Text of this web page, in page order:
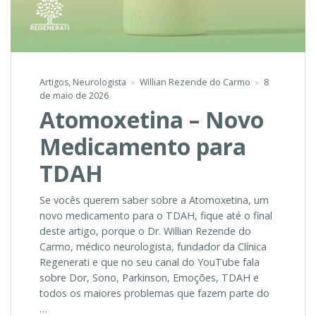
Artigos, Neurologista Willian Rezende do Carmo
8
de maio de 2026
Atomoxetina – Novo
Medicamento para
TDAH
Se vocês querem saber sobre a Atomoxetina, um
novo medicamento para o TDAH, fique até o final
deste artigo, porque o Dr. Willian Rezende do
Carmo, médico neurologista, fundador da Clínica
Regenerati e que no seu canal do YouTube fala
sobre Dor, Sono, Parkinson, Emoções, TDAH e
todos os maiores problemas que fazem parte do
…